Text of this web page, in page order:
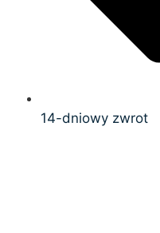
14-dniowy zwrot